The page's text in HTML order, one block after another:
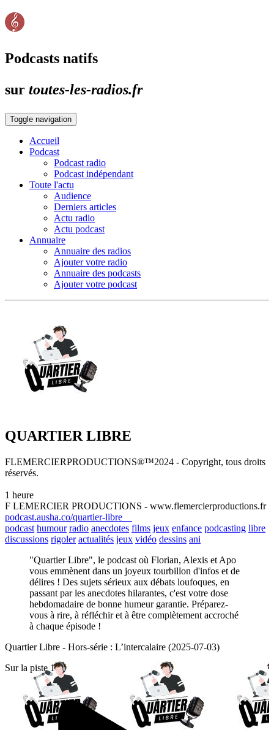
Podcasts natifs
sur toutes-les-radios.fr
Toggle navigation
Accueil
Podcast
Podcast radio
Podcast indépendant
Toute l'actu
Audience
Derniers articles
Actu radio
Actu podcast
Annuaire
Annuaire des radios
Ajouter votre radio
Annuaire des podcasts
Ajouter votre podcast
QUARTIER LIBRE
FLEMERCIERPRODUCTIONS®™2024 - Copyright, tous droits
réservés.
1 heure
F LEMERCIER PRODUCTIONS - www.flemercierproductions.fr
podcast.ausha.co/quartier-libre
podcast humour radio anecdotes films jeux enfance podcasting libre
discussions rigoler actualités jeux vidéo dessins ani
"Quartier Libre", le podcast où Florian, Alexis et Apo
vous emmènent dans un joyeux tourbillon d'infos et de
délires ! Des sujets sérieux aux débats loufoques, en
passant par les anecdotes hilarantes, c'est votre dose
hebdomadaire de bonne humeur garantie. Préparez-
vous à rire, à réfléchir et à être complètement accroché
à chaque épisode !
Quartier Libre - Hors-série : L’intercalaire (2025-07-03)
Sur la piste 1